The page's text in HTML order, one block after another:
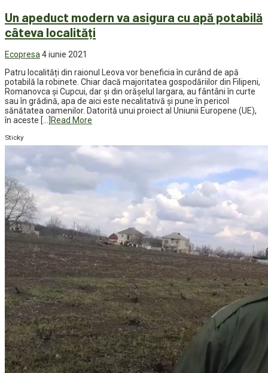
Un apeduct modern va asigura cu apă potabilă
câteva localități
Ecopresa 4 iunie 2021
Patru localități din raionul Leova vor beneficia în curând de apă
potabilă la robinete. Chiar dacă majoritatea gospodăriilor din Filipeni,
Romanovca și Cupcui, dar și din orășelul Iargara, au fântâni în curte
sau în grădină, apa de aici este necalitativă și pune în pericol
sănătatea oamenilor. Datorită unui proiect al Uniunii Europene (UE),
în aceste […]
Read More
Sticky